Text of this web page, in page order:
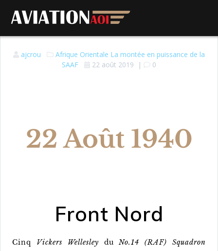
ajcrou Afrique Orientale La montée en puissance de la
SAAF
22 août 2019 | 0
22 Août 1940
Front Nord
Cinq Vickers Wellesley duNo.14 (RAF) Squadron